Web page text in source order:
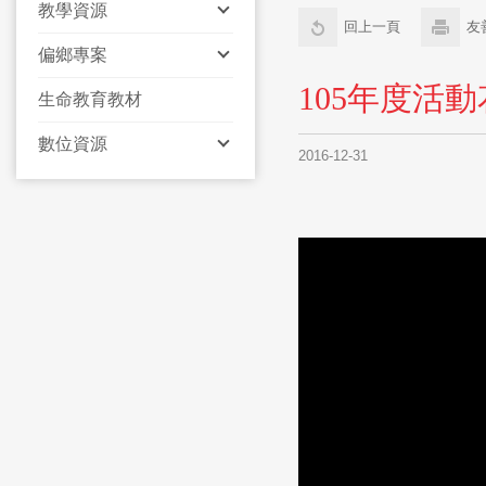
教學資源
偏鄉專案
生命教育教材
數位資源
回上一頁 友
105年度活動
2016-12-31